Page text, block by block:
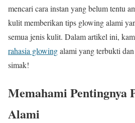
mencari cara instan yang belum tentu
kulit memberikan tips glowing alami
semua jenis kulit. Dalam artikel ini,
rahasia glowingalami yang terbukti
simak!
Memahami Pentingnya
Alami